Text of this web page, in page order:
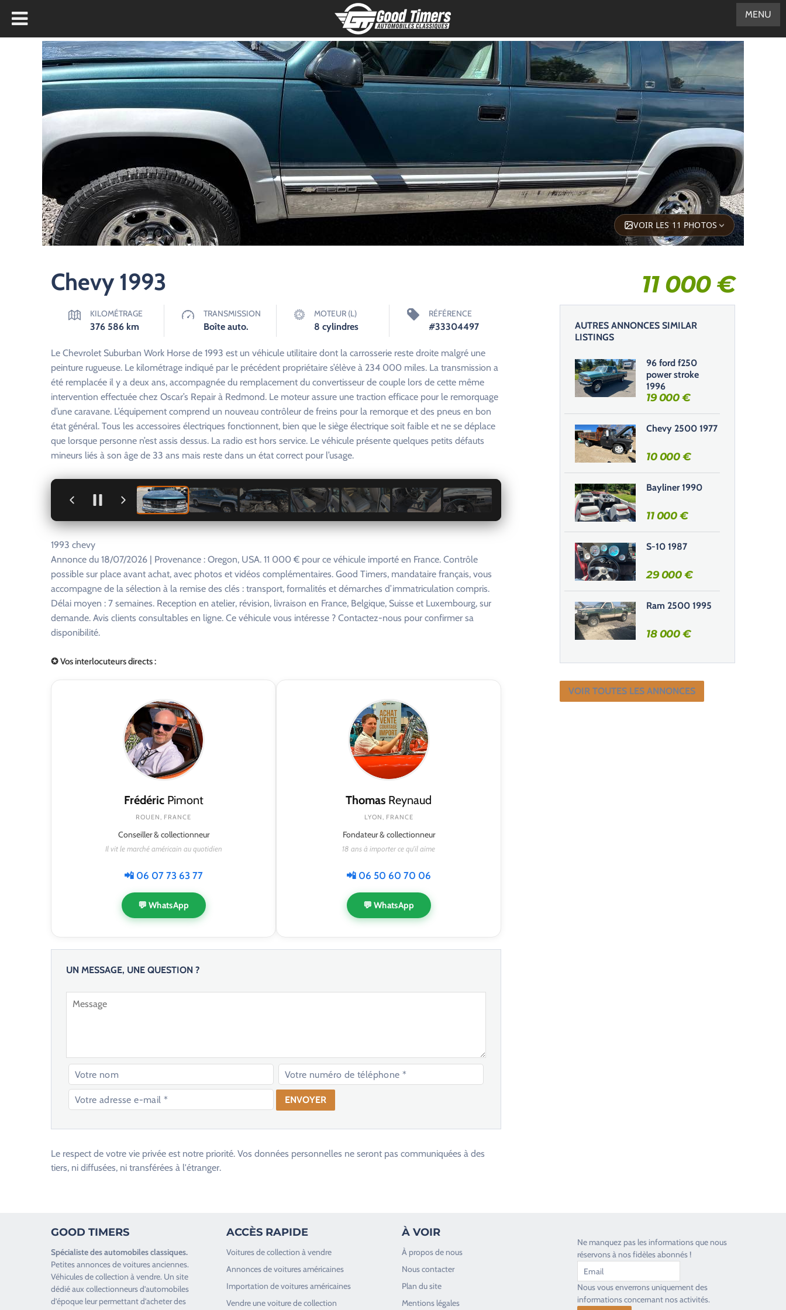
VOIR LES 11 PHOTOS
Chevy 1993 11 000€
KILOMÉTRAGE
376 586 km
TRANSMISSION
Boîte auto.
MOTEUR (L)
8 cylindres
RÉFÉRENCE
#33304497
Le Chevrolet Suburban Work Horse de 1993 est un véhicule utilitaire dont la carrosserie reste droite malgré une
peinture rugueuse. Le kilométrage indiqué par le précédent propriétaire s’élève à 234 000 miles. La transmission a
été remplacée il y a deux ans, accompagnée du remplacement du convertisseur de couple lors de cette même
intervention effectuée chez Oscar’s Repair à Redmond. Le moteur assure une traction efficace pour le remorquage
d’une caravane. L’équipement comprend un nouveau contrôleur de freins pour la remorque et des pneus en bon
état général. Tous les accessoires électriques fonctionnent, bien que le siège électrique soit faible et ne se déplace
que lorsque personne n’est assis dessus. La radio est hors service. Le véhicule présente quelques petits défauts
mineurs liés à son âge de 33 ans mais reste dans un état correct pour l’usage.
1 / 11
1993 chevy
Annonce du 18/07/2026 | Provenance : Oregon, USA. 11 000 € pour ce véhicule importé en France. Contrôle
possible sur place avant achat, avec photos et vidéos complémentaires. Good Timers, mandataire français, vous
accompagne de la sélection à la remise des clés : transport, formalités et démarches d’immatriculation compris.
Délai moyen : 7 semaines. Reception en atelier, révision, livraison en France, Belgique, Suisse et Luxembourg, sur
demande. Avis clients consultables en ligne. Ce véhicule vous intéresse ? Contactez-nous pour confirmer sa
disponibilité.
✪ Vos interlocuteurs directs :
FrédéricPimont
ROUEN, FRANCE
Conseiller & collectionneur
Il vit le marché américain au quotidien
📲 06 07 73 63 77
💬 WhatsApp
Thomas Reynaud
LYON, FRANCE
Fondateur & collectionneur
18 ans à importer ce qu'il aime
📲 06 50 60 70 06
💬 WhatsApp
UN MESSAGE, UNE QUESTION ?
l
l
s
s
e
Le respect de votre vie privée est notre priorité. Vos données personnelles ne seront pas communiquées à des
tiers, ni diffusées, ni transférées à l'étranger.
AUTRES ANNONCES SIMILAR
LISTINGS
96 ford f250
power stroke
1996
19 000€
Chevy 2500 1977
10 000€
Bayliner 1990
11 000€
S-10 1987
29 000€
Ram 2500 1995
18 000€
VOIR TOUTES LES ANNONCES
GOOD TIMERS
Spécialiste desautomobiles classiques.
Petites annonces devoitures anciennes.
Véhicules de collection à vendre. Un site
dédié aux collectionneurs d’automobiles
d’époque leur permettant d’acheter des
ACCÈS RAPIDE
Voitures de collection à vendre
Annonces de voitures américaines
Importation de voitures américaines
Vendre une voiture de collection
À VOIR
À propos de nous
Nous contacter
Plan du site
Mentions légales
Ne manquez pas les informations que nous
réservons à nos fidèles abonnés !
Nous vous enverrons uniquement des
informations concernant nos activités.
MENU